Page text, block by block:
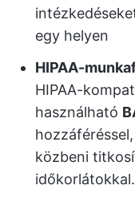
egy helyen
HIPAA-
HIPAA-
használható
közbeni
időkorlátokkal.